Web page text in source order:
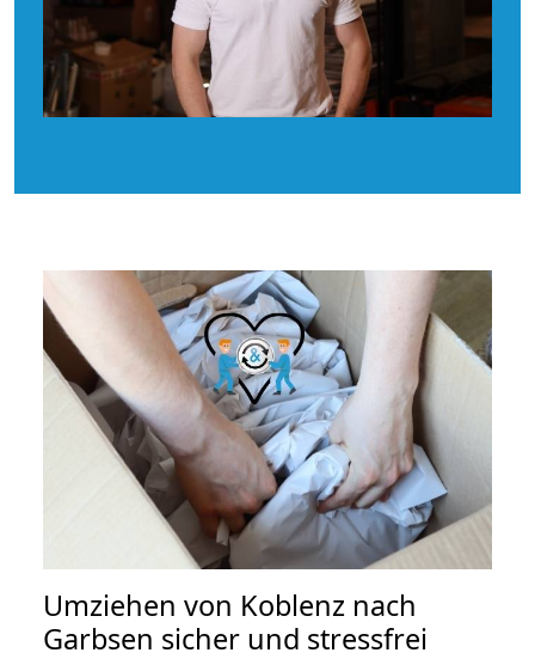
Umziehen von Koblenz nach
Garbsen sicher und stressfrei